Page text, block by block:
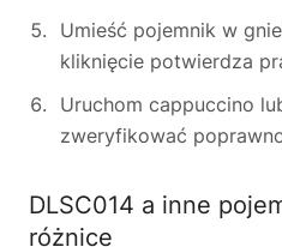
Umieść pojemnik w
kliknięcie potwierdza
Uruchom cappuccino
zweryfikować
DLSC014 a inne
różnice